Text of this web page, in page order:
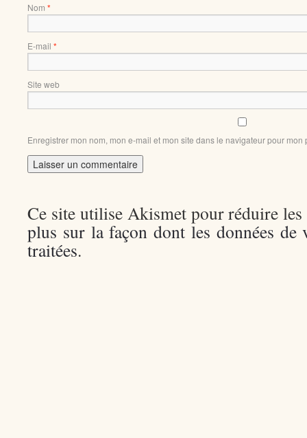
Nom *
E-mail *
Site web
Enregistrer mon nom, mon e-mail et mon site dans le navigateur pour
Ce site utilise Akismet pour réduire
plus sur la façon dont les données de
traitées.